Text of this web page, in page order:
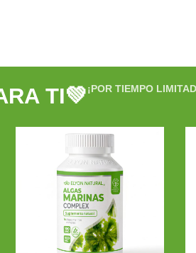
TI💚¡POR TIEMPO